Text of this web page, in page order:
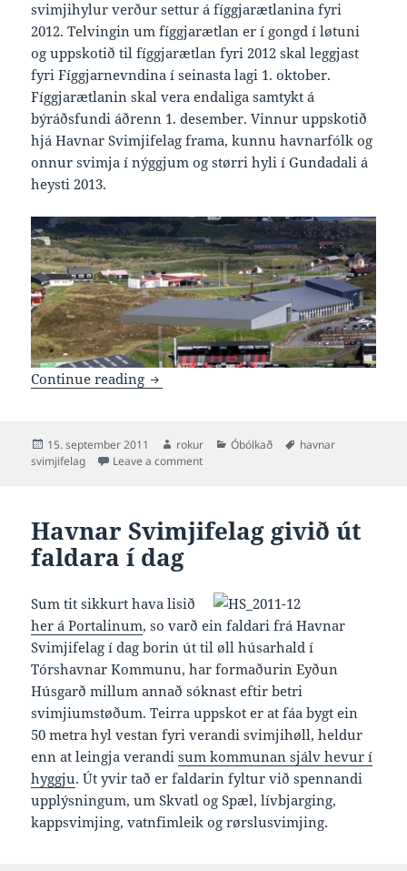
svimjihylur verður settur á fíggjarætlanina fyri
2012. Telvingin um fíggjarætlan er í gongd í løtuni
og uppskotið til fíggjarætlan fyri 2012 skal leggjast
fyri Fíggjarnevndina í seinasta lagi 1. oktober.
Fíggjarætlanin skal vera endaliga samtykt á
býráðsfundi áðrenn 1. desember. Vinnur uppskotið
hjá Havnar Svimjifelag frama, kunnu havnarfólk og
onnur svimja í nýggjum og størri hyli í Gundadali á
heysti 2013.
Continue reading Nýggjan svimjihyl í Gundadali í 2013
Posted
on
15. september 2011 Author
rokur Categories
Óbólkað Tags
havnar
svimjifelag
Leave a commenton Nýggjan svimjihyl í Gundadali í 2013
Havnar Svimjifelag givið út
faldara í dag
Sum tit sikkurt hava lisið
her á Portalinum, so varð ein faldari frá Havnar
Svimjifelag í dag borin út til øll húsarhald í
Tórshavnar Kommunu, har formaðurin Eyðun
Húsgarð millum annað sóknast eftir betri
svimjiumstøðum. Teirra uppskot er at fáa bygt ein
50 metra hyl vestan fyri verandi svimjihøll, heldur
enn at leingja verandisum kommunan sjálv hevur í
hyggju. Út yvir tað er faldarin fyltur við spennandi
upplýsningum, um Skvatl og Spæl, lívbjarging,
kappsvimjing, vatnfimleik og rørslusvimjing.